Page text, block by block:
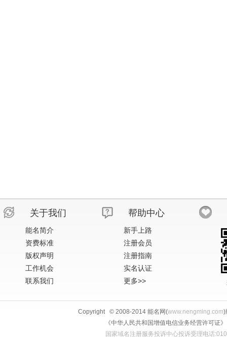
关于我们
能名简介
资费标准
版权声明
工作机会
联系我们
帮助中心
新手上路
注册会员
注册指南
实名认证
更多>>
Copyright © 2008-2014 能名网(www.nengming.com)
《中华人民共和国增值电信业务经营许可
国家域名注册服务投诉中心投诉受理电话